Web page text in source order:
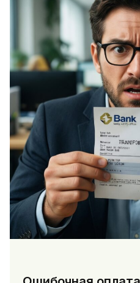
какие
документы
нужны,
отражаются
в
квитанции